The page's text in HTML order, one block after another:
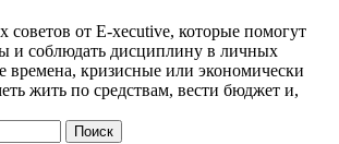
советов от E-xecutive, которые помогут
и соблюдать дисциплину в личных
кризисные или экономически
жить по средствам, вести бюджет и,